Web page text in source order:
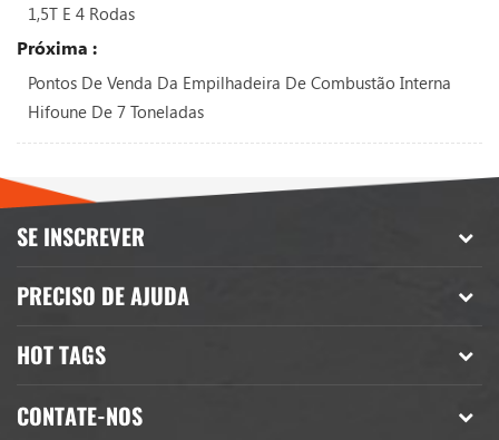
1,5T E 4 Rodas
Próxima :
Pontos De Venda Da Empilhadeira De Combustão Interna
Hifoune De 7 Toneladas
SE INSCREVER
PRECISO DE AJUDA
HOT TAGS
CONTATE-NOS